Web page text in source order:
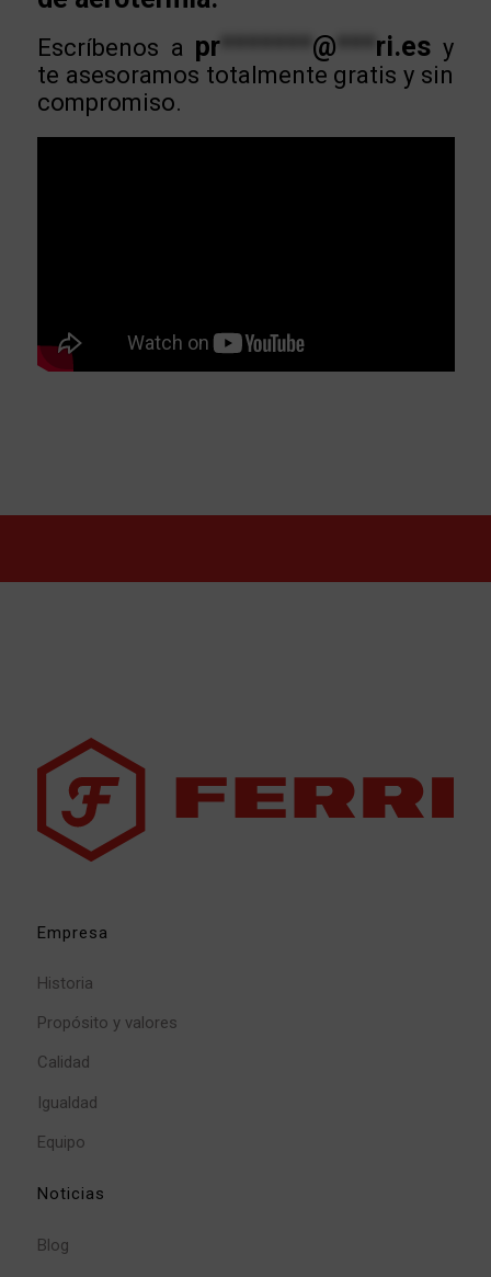
Escríbenos a pr ******* @ *** ri.es y
te asesoramos totalmente gratis y sin
compromiso.
Empresa
Historia
Propósito y valores
Calidad
Igualdad
Equipo
Noticias
Blog